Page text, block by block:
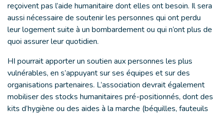
reçoivent pas l’aide humanitaire dont elles ont besoin. Il sera
aussi nécessaire de soutenir les personnes qui ont perdu
leur logement suite à un bombardement ou qui n’ont plus de
quoi assurer leur quotidien.
HI pourrait apporter un soutien aux personnes les plus
vulnérables, en s’appuyant sur ses équipes et sur des
organisations partenaires. L’association devrait également
mobiliser des stocks humanitaires pré-positionnés, dont des
kits d’hygiène ou des aides à la marche (béquilles, fauteuils